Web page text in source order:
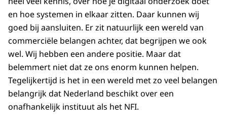
en hoe systemen in elkaar zitten. Daar kunnen wij
goed bij aansluiten. Er zit natuurlijk een wereld van
commerciële belangen achter, dat begrijpen we ook
wel. Wij hebben een andere positie. Maar dat
belemmert niet dat ze ons enorm kunnen helpen.
Tegelijkertijd is het in een wereld met zo veel belangen
belangrijk dat Nederland beschikt over een
onafhankelijk instituut als het NFI.